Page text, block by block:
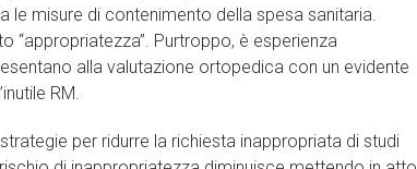
le misure di contenimento della spesa sanitaria.
“appropriatezza”. Purtroppo, è esperienza
alla valutazione ortopedica con un evidente
RM.
per ridurre la richiesta inappropriata di studi